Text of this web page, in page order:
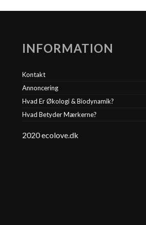
INFORMATION
Kontakt
Annoncering
Hvad Er Økologi & Biodynamik?
Hvad Betyder Mærkerne?
2020 ecolove.dk